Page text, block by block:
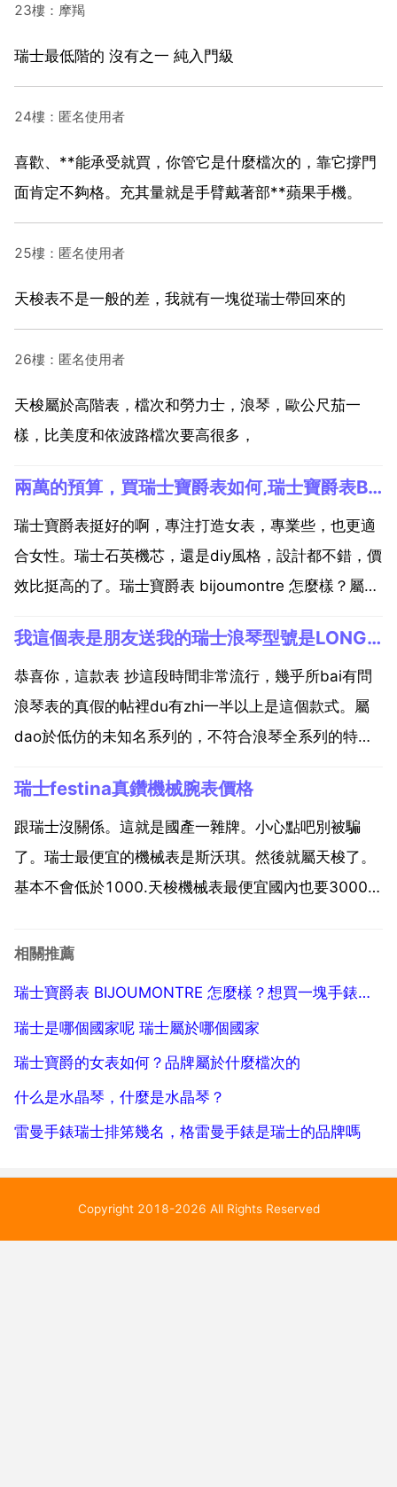
23樓：摩羯
瑞士最低階的 沒有之一 純入門級
24樓：匿名使用者
喜歡、**能承受就買，你管它是什麼檔次的，靠它撐門
面肯定不夠格。充其量就是手臂戴著部**蘋果手機。
25樓：匿名使用者
天梭表不是一般的差，我就有一塊從瑞士帶回來的
26樓：匿名使用者
天梭屬於高階表，檔次和勞力士，浪琴，歐公尺茄一
樣，比美度和依波路檔次要高很多，
兩萬的預算，買瑞士寶爵表如何,瑞士寶爵表BIJOUMONTRE怎麼樣？屬於什麼檔次的？
瑞士寶爵表挺好的啊，專注打造女表，專業些，也更適
合女性。瑞士石英機芯，還是diy風格，設計都不錯，價
效比挺高的了。瑞士寶爵表 bijoumontre 怎麼樣？屬於
牌，自成立以來，一直致力於為女性創造出精湛卓越的
腕表，不斷創新，突破製表界限...
我這個表是朋友送我的瑞士浪琴型號是LONGINES WATCH CO W R
恭喜你，這款表 抄這段時間非常流行，幾乎所bai有問
浪琴表的真假的帖裡du有zhi一半以上是這個款式。屬
dao於低仿的未知名系列的，不符合浪琴全系列的特
琴表後面有個型號，是l開頭的一串數字 我朋友送我一
塊浪琴手錶我想知道這塊手錶是真的假的，求大神幫
我...
瑞士festina真鑽機械腕表價格
跟瑞士沒關係。這就是國產一雜牌。小心點吧別被騙
了。瑞士最便宜的機械表是斯沃琪。然後就屬天梭了。
基本不會低於1000.天梭機械表最便宜國內也要3000以
士名錶各種鑑定書什麼的只有山寨貨這樣。難道我在法
相關推薦
瑞士寶爵表 BIJOUMONTRE 怎麼樣？想買一塊手錶，有
瑞士是哪個國家呢 瑞士屬於哪個國家
瑞士寶爵的女表如何？品牌屬於什麼檔次的
什么是水晶琴，什麼是水晶琴？
雷曼手錶瑞士排笫幾名，格雷曼手錶是瑞士的品牌嗎
Copyright 2018-2026 All Rights Reserved